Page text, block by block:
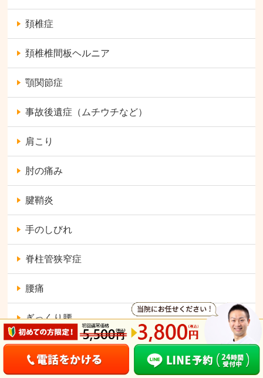
頚椎症
頚椎椎間板ヘルニア
顎関節症
事故後遺症（ムチウチなど）
肩こり
肘の痛み
腱鞘炎
手のしびれ
脊柱管狭窄症
腰痛
ぎっくり腰
坐骨神経痛